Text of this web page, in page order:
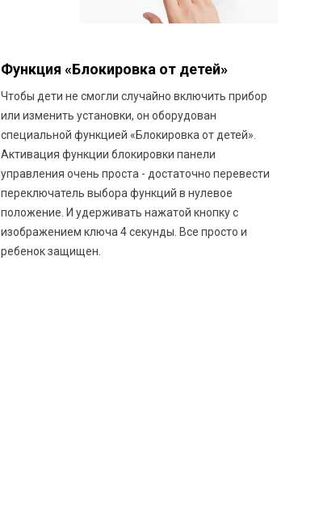
Функция «Блокировка от детей»
Чтобы дети не смогли случайно включить прибор
или изменить установки, он оборудован
специальной функцией «Блокировка от детей».
Активация функции блокировки панели
управления очень проста - достаточно перевести
переключатель выбора функций в нулевое
положение. И удерживать нажатой кнопку с
изображением ключа 4 секунды. Все просто и
ребенок защищен.